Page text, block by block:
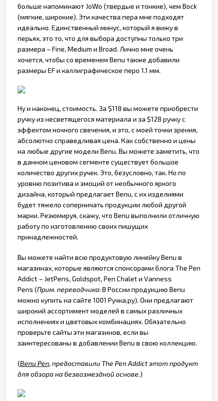
больше напоминают JoWo (твердые и тонкие), чем Bock
(мягкие, широкие). Эти качества пера мне подходят
идеально. Единственный минус, который я вижу в
перьях, это то, что для выбора доступны только три
размера – Fine, Medium и Broad. Лично мне очень
хочется, чтобы со временем Benu также добавили
размеры EF и каллиграфическое перо 1.1 мм.
Ну и наконец, стоимость. За $118 вы можете приобрести
ручку из несветящегося материала и за $128 ручку с
эффектом ночного свечения, и это, с моей точки зрения,
абсолютно справедливая цена. Как собственно и цены
на любые другие модели Benu. Вы можете заметить, что
в данном ценовом сегменте существует большое
количество других ручек. Это, безусловно, так. Но по
уровню позитива и эмоций от необычного яркого
дизайна, который предлагает Benu, с их изделиями
будет тяжело соперничать продукции любой другой
марки. Резюмируя, скажу, что Benu выполнили отличную
работу по изготовлению своих пишущих
принадлежностей.
Вы можете найти всю продуктовую линейку Benu в
магазинах, которые являются спонсорами блога The Pen
Addict – JetPens, Goldspot, Pen Chalet и Vanness
Pens (Прим. переводчика:В России продукцию Benu
можно купить на сайте 1001 Ручка.ру). Они предлагают
широкий ассортимент моделей в самых различных
исполнениях и цветовых комбинациях. Обязательно
проверьте сайты эти магазинов, если вы
заинтересованы в добавлении Benu в свою коллекцию.
(Benu Pen, предоставили The Pen Addict этот продукт
для обзора на безвозмездной основе.)